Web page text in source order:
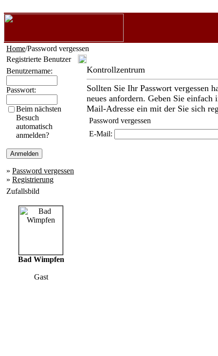
Home/Password vergessen
Registrierte Benutzer
Benutzername:
Passwort:
Beim nächsten
Besuch
automatisch
anmelden?
» Password vergessen
» Registrierung
Zufallsbild
Bad Wimpfen
Gast
Kontrollzentrum
Sollten Sie Ihr Passwort vergessen
neues anfordern. Geben Sie
Mail-Adresse ein mit der Sie sich
Password vergessen
E-Mail: